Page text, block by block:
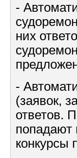
-
них
-
(заявок,
ответов.
попадают
конкурсы